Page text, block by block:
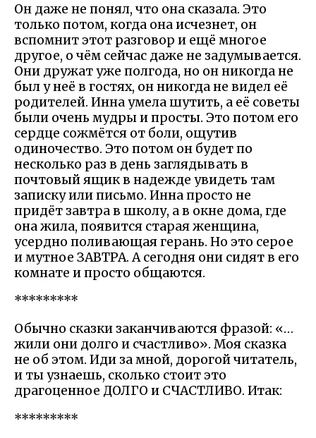
Он даже не понял, что она сказала. Это
только потом, когда она исчезнет, он
вспомнит этот разговор и ещё многое
другое, о чём сейчас даже не задумывается.
Они дружат уже полгода, но он никогда не
был у неё в гостях, он никогда не видел её
родителей. Инна умела шутить, а её советы
были очень мудры и просты. Это потом его
сердце сожмётся от боли, ощутив
одиночество. Это потом он будет по
несколько раз в день заглядывать в
почтовый ящик в надежде увидеть там
записку или письмо. Инна просто не
придёт завтра в школу, а в окне дома, где
она жила, появится старая женщина,
усердно поливающая герань. Но это серое
и мутное ЗАВТРА. А сегодня они сидят в его
комнате и просто общаются.
*********
Обычно сказки заканчиваются фразой: «…
жили они долго и счастливо». Моя сказка
не об этом. Иди за мной, дорогой читатель,
и ты узнаешь, сколько стоит это
драгоценное ДОЛГО и СЧАСТЛИВО. Итак:
*********